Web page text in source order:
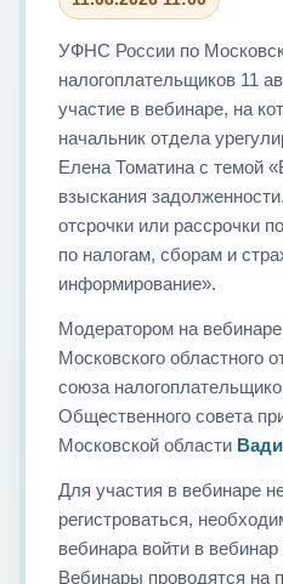
УФНС России по
налогоплательщиков 11
участие в вебинаре, на
начальник отдела
Елена Томатина с темой
взыскания
отсрочки или рассрочки
по налогам, сборам и
информирование».
Модератором на
Московского областного
союза
Общественного совета
Московской области
Для участия в вебинаре
регистроваться,
вебинара войти в
Вебинары проводятся на